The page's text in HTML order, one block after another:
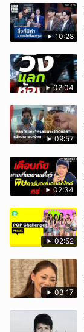
10:28
02:04
09:57
02:34
02:52
03:17